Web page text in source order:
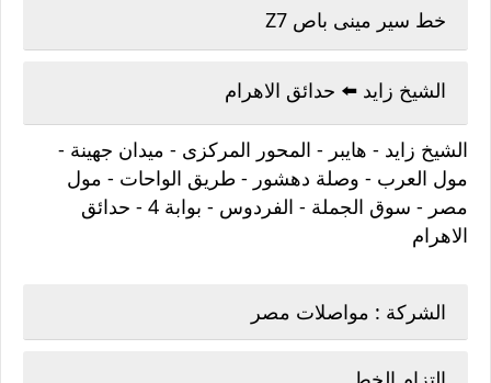
خط سير مينى باص Z7
الشيخ زايد ⁦⬅️⁩ حدائق الاهرام
الشيخ زايد - هايبر - المحور المركزى - ميدان جهينة -
مول العرب - وصلة دهشور - طريق الواحات - مول
مصر - سوق الجملة - الفردوس - بوابة 4 - حدائق
الاهرام
الشركة : مواصلات مصر